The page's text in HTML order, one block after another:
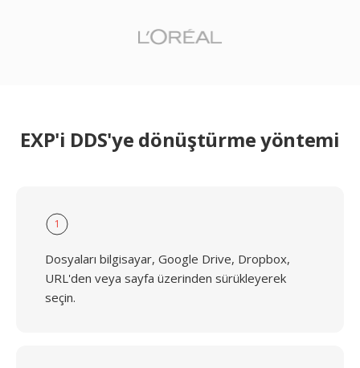
EXP'i DDS'ye dönüştürme yöntemi
1
Dosyaları bilgisayar, Google Drive, Dropbox,
URL'den veya sayfa üzerinden sürükleyerek
seçin.